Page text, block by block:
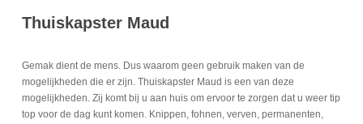
Thuiskapster Maud
Gemak dient de mens. Dus waarom geen gebruik maken van de
mogelijkheden die er zijn. Thuiskapster Maud is een van deze
mogelijkheden. Zij komt bij u aan huis om ervoor te zorgen dat u weer tip
top voor de dag kunt komen. Knippen, fohnen, verven, permanenten,